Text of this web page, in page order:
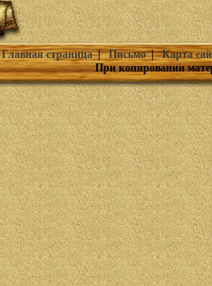
Главная страница|Письмо|Карта
При копировании